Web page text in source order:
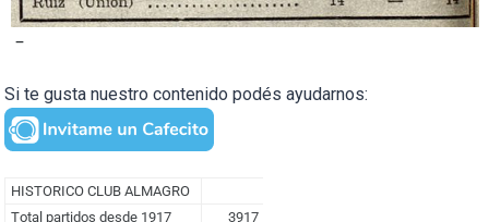
–
Si te gusta nuestro contenido podés ayudarnos: